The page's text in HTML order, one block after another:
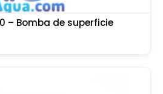
– Bomba de superficie